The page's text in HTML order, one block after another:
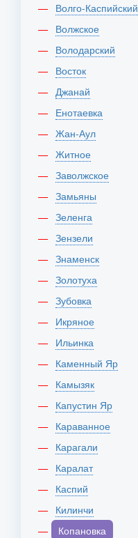
Волго-Каспийский
Волжское
Володарский
Восток
Джанай
Енотаевка
Жан-Аул
Житное
Заволжское
Замьяны
Зеленга
Зензели
Знаменск
Золотуха
Зубовка
Икряное
Ильинка
Каменный Яр
Камызяк
Капустин Яр
Караванное
Карагали
Каралат
Каспий
Килинчи
Копановка